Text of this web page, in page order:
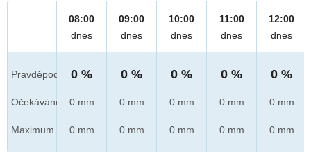
Pravděpod.
Očekáváno
Maximum
08:00
dnes
0 %
0 mm
0 mm
09:00
dnes
0 %
0 mm
0 mm
10:00
dnes
0 %
0 mm
0 mm
11:00
dnes
0 %
0 mm
0 mm
12:00
dnes
0 %
0 mm
0 mm